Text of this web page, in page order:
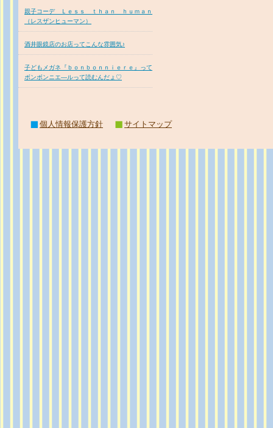
親子コーデ Ｌｅｓｓ ｔｈａｎ ｈｕｍａｎ
（レスザンヒューマン）
酒井眼鏡店のお店ってこんな雰囲気♪
子どもメガネ『ｂｏｎｂｏｎｎｉｅｒｅ』って
ボンボンニエ―ルって読むんだょ♡
個人情報保護方針 サイトマップ